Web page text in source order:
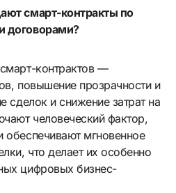
смарт-контракты по
договорами?
контрактов —
повышение прозрачности и
сделок и снижение затрат на
человеческий фактор,
мгновенное
что делает их особенно
цифровых бизнес-